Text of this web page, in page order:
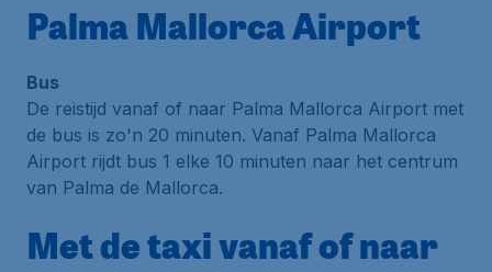
Palma Mallorca Airport
Bus
De reistijd vanaf of naar Palma Mallorca Airport met
de bus is zo'n 20 minuten. Vanaf Palma Mallorca
Airport rijdt bus 1 elke 10 minuten naar het centrum
van Palma de Mallorca.
Met de taxi vanaf of naar